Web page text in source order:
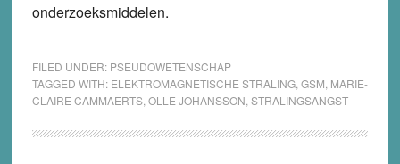
onderzoeksmiddelen.
FILED UNDER: PSEUDOWETENSCHAP
TAGGED WITH: ELEKTROMAGNETISCHE STRALING, GSM MARIE-
CLAIRE CAMMAERTS, OLLE JOHANSSON STRALINGSANGST